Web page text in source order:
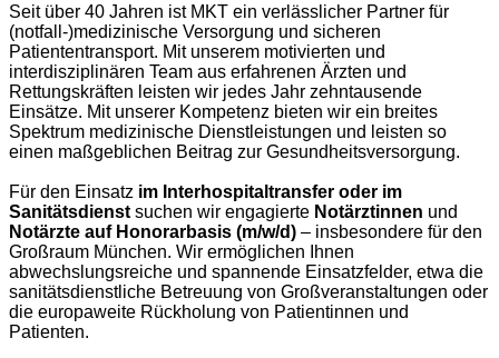
Seit über 40 Jahren ist MKT ein verlässlicher Partner für
(notfall-)medizinische Versorgung und sicheren
Patiententransport. Mit unserem motivierten und
interdisziplinären Team aus erfahrenen Ärzten und
Rettungskräften leisten wir jedes Jahr zehntausende
Einsätze. Mit unserer Kompetenz bieten wir ein breites
Spektrum medizinische Dienstleistungen und leisten so
einen maßgeblichen Beitrag zur Gesundheitsversorgung.
Für den Einsatz im Interhospitaltransfer oder im
Sanitätsdienst suchen wir engagierte Notärztinnen und
Notärzte auf Honorarbasis (m/w/d) – insbesondere für den
Großraum München. Wir ermöglichen Ihnen
abwechslungsreiche und spannende Einsatzfelder, etwa die
sanitätsdienstliche Betreuung von Großveranstaltungen oder
die europaweite Rückholung von Patientinnen und
Patienten.